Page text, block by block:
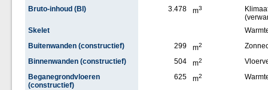
Bruto-inhoud (BI)
3.478 m3
Skelet
Buitenwanden (constructief)
299 m2
Binnenwanden (constructief)
504 m2
Beganegrondvloeren
(constructief)
625 m2